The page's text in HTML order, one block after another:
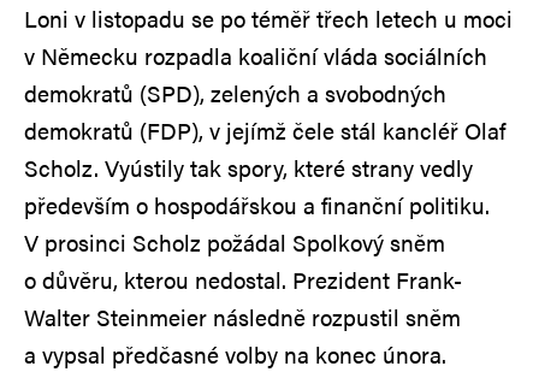
Loni v listopadu se po téměř třech letech u moci
v Německu rozpadla koaliční vláda sociálních
demokratů (SPD), zelených a svobodných
demokratů (FDP), v jejímž čele stál kancléř Olaf
Scholz. Vyústily tak spory, které strany vedly
především o hospodářskou a finanční politiku.
V prosinci Scholz požádal Spolkový sněm
o důvěru, kterou nedostal. Prezident Frank-
Walter Steinmeier následně rozpustil sněm
a vypsal předčasné volby na konec února.